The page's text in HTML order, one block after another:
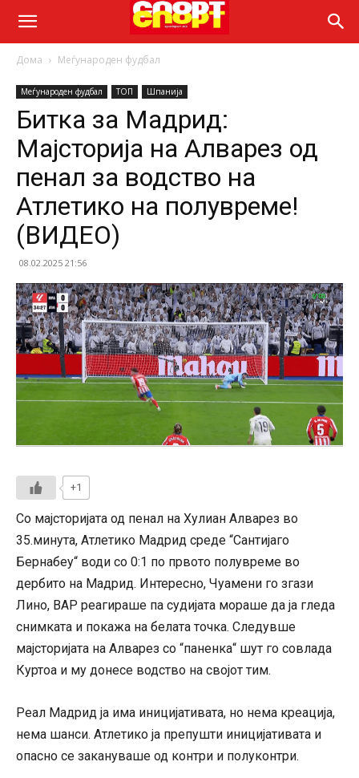
Дома Меѓународен фудбал
Меѓународен фудбал ТОП Шпанија
Битка за Мадрид:
Мајсторија на Алварез од
пенал за водство на
Атлетико на полувреме!
(ВИДЕО)
08.02.2025 21:56
+1
Со мајсторијата од пенал на Хулиан Алварез во
35.минута, Атлетико Мадрид среде “Сантијаго
Бернабеу“ води со 0:1 по првото полувреме во
дербито на Мадрид. Интересно, Чуамени го згази
Лино, ВАР реагираше па судијата мораше да ја гледа
снимката и покажа на белата точка. Следувше
мајсторијата на Алварез со “паненка“ шут го совлада
Куртоа и му донесе водство на својот тим.
Реал Мадрид ја има иницијативата, но нема креација,
нема шанси. Атлетико ја препушти иницијативата и
опасно се закануваше од контри и полуконтри.